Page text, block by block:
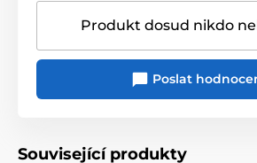
Produkt dosud nikdo
Poslat
Související produkty